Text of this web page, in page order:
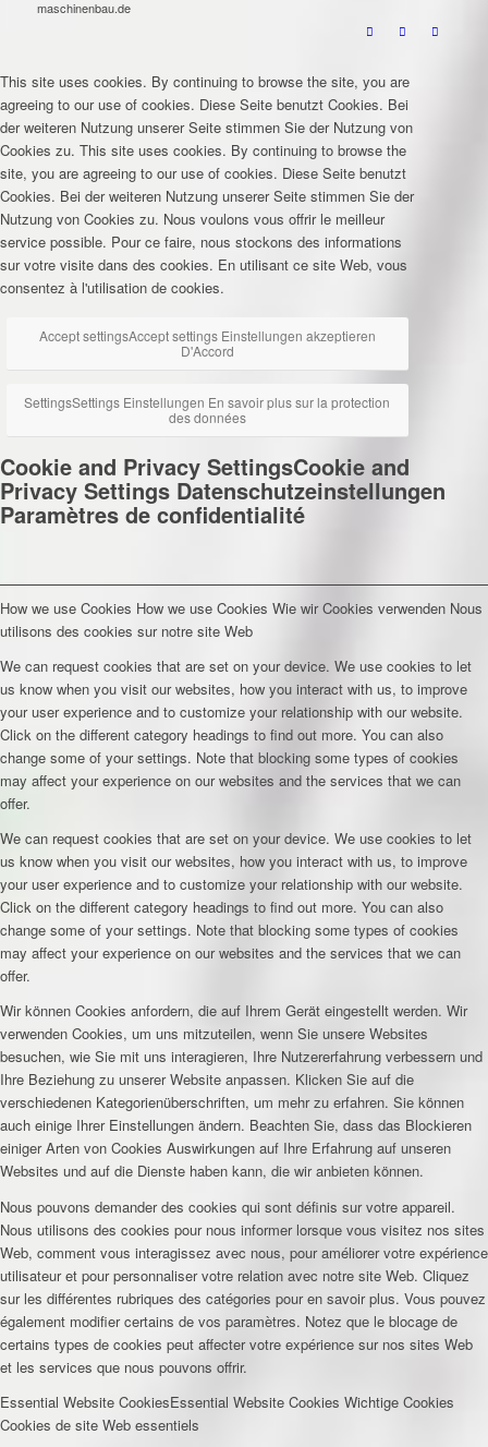
maschinenbau.de
This site uses cookies. By continuing to browse the site, you are
agreeing to our use of cookies. Diese Seite benutzt Cookies. Bei
der weiteren Nutzung unserer Seite stimmen Sie der Nutzung von
Cookies zu. This site uses cookies. By continuing to browse the
site, you are agreeing to our use of cookies. Diese Seite benutzt
Cookies. Bei der weiteren Nutzung unserer Seite stimmen Sie der
Nutzung von Cookies zu. Nous voulons vous offrir le meilleur
service possible. Pour ce faire, nous stockons des informations
sur votre visite dans des cookies. En utilisant ce site Web, vous
consentez à l'utilisation de cookies.
Accept settingsAccept settings Einstellungen akzeptieren
D'Accord
SettingsSettings Einstellungen En savoir plus sur la protection
des données
Cookie and Privacy SettingsCookie and
Privacy Settings Datenschutzeinstellungen
Paramètres de confidentialité
How we use Cookies How we use Cookies Wie wir Cookies verwenden Nous
utilisons des cookies sur notre site Web
We can request cookies that are set on your device. We use cookies to let
us know when you visit our websites, how you interact with us, to improve
your user experience and to customize your relationship with our website.
Click on the different category headings to find out more. You can also
change some of your settings. Note that blocking some types of cookies
may affect your experience on our websites and the services that we can
offer.
We can request cookies that are set on your device. We use cookies to let
us know when you visit our websites, how you interact with us, to improve
your user experience and to customize your relationship with our website.
Click on the different category headings to find out more. You can also
change some of your settings. Note that blocking some types of cookies
may affect your experience on our websites and the services that we can
offer.
Wir können Cookies anfordern, die auf Ihrem Gerät eingestellt werden. Wir
verwenden Cookies, um uns mitzuteilen, wenn Sie unsere Websites
besuchen, wie Sie mit uns interagieren, Ihre Nutzererfahrung verbessern und
Ihre Beziehung zu unserer Website anpassen. Klicken Sie auf die
verschiedenen Kategorienüberschriften, um mehr zu erfahren. Sie können
auch einige Ihrer Einstellungen ändern. Beachten Sie, dass das Blockieren
einiger Arten von Cookies Auswirkungen auf Ihre Erfahrung auf unseren
Websites und auf die Dienste haben kann, die wir anbieten können.
Nous pouvons demander des cookies qui sont définis sur votre appareil.
Nous utilisons des cookies pour nous informer lorsque vous visitez nos sites
Web, comment vous interagissez avec nous, pour améliorer votre expérience
utilisateur et pour personnaliser votre relation avec notre site Web. Cliquez
sur les différentes rubriques des catégories pour en savoir plus. Vous pouvez
également modifier certains de vos paramètres. Notez que le blocage de
certains types de cookies peut affecter votre expérience sur nos sites Web
et les services que nous pouvons offrir.
Essential Website CookiesEssential Website Cookies Wichtige Cookies
Cookies de site Web essentiels